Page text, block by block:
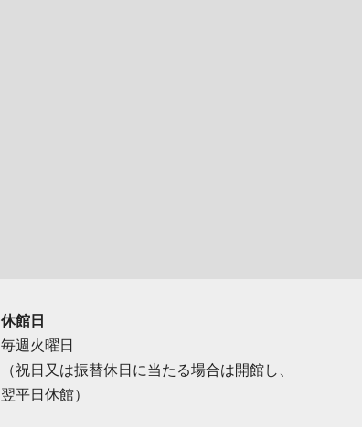
休館日
毎週火曜日
（祝日又は振替休日に当たる場合は開館し、
翌平日休館）